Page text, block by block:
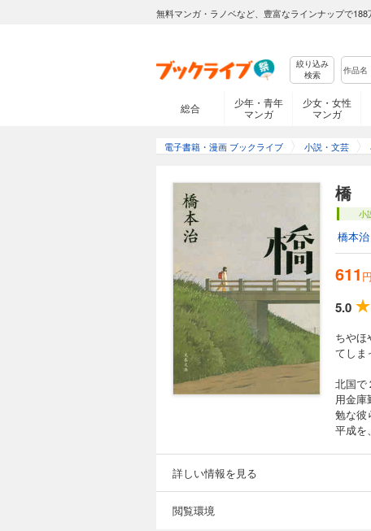
無料マンガ・ラノベなど、豊富なラインナップで188
絞り込み
検索
総合
少年・青年
マンガ
少女・女性
マンガ
電子書籍・漫画 ブックライブ 小説・文芸
橋
小
橋本治
611
5.0
ちやほ
てしま
北国で
用金庫
勉な彼
平成を
詳しい情報を見る
閲覧環境